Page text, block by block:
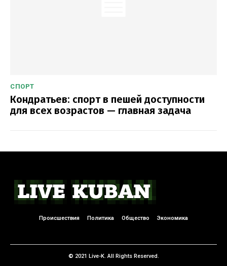
СПОРТ
Кондратьев: спорт в пешей доступности
для всех возрастов — главная задача
Происшествия Политика Общество Экономика
© 2021 Live-K. All Rights Reserved.